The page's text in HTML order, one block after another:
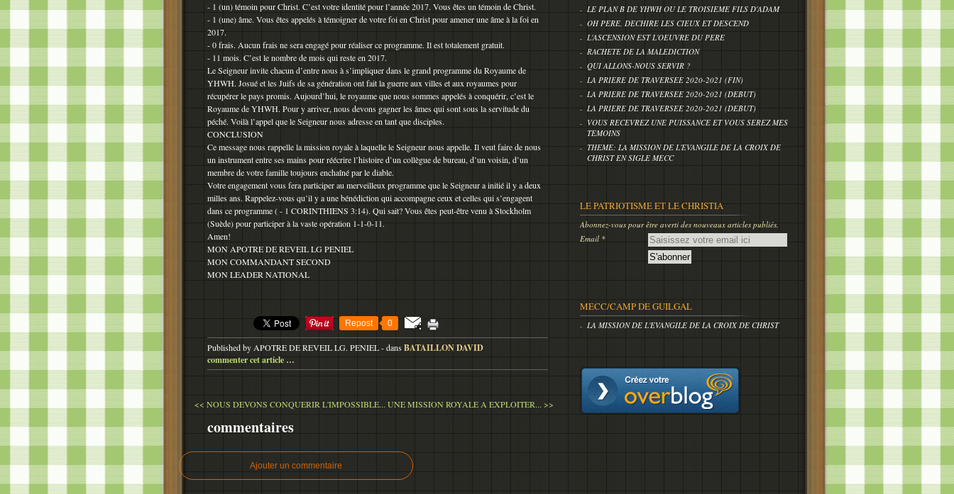
- 1 (un) témoin pour Christ. C’est votre identité pour l’année 2017. Vous êtes un témoin de Christ.
- 1 (une) âme. Vous êtes appelés à témoigner de votre foi en Christ pour amener une âme à la foi en
2017.
- 0 frais. Aucun frais ne sera engagé pour réaliser ce programme. Il est totalement gratuit.
- 11 mois. C’est le nombre de mois qui reste en 2017.
Le Seigneur invite chacun d’entre nous à s’impliquer dans le grand programme du Royaume de
YHWH. Josué et les Juifs de sa génération ont fait la guerre aux villes et aux royaumes pour
récupérer le pays promis. Aujourd’hui, le royaume que nous sommes appelés à conquérir, c’est le
Royaume de YHWH. Pour y arriver, nous devons gagner les âmes qui sont sous la servitude du
péché. Voilà l’appel que le Seigneur nous adresse en tant que disciples.
CONCLUSION
Ce message nous rappelle la mission royale à laquelle le Seigneur nous appelle. Il veut faire de nous
un instrument entre ses mains pour réécrire l’histoire d’un collègue de bureau, d’un voisin, d’un
membre de votre famille toujours enchaîné par le diable.
Votre engagement vous fera participer au merveilleux programme que le Seigneur a initié il y a deux
milles ans. Rappelez-vous qu’il y a une bénédiction qui accompagne ceux et celles qui s’engagent
dans ce programme ( - 1 CORINTHIENS 3:14). Qui sait? Vous êtes peut-être venu à Stockholm
(Suède) pour participer à la vaste opération 1-1-0-11.
Amen!
MON APOTRE DE REVEIL LG PENIEL
MON COMMANDANT SECOND
MON LEADER NATIONAL
Repost 0
Published by APOTRE DE REVEIL LG. PENIEL-dans BATAILLON DAVID
commenter cet article …
<< NOUS DEVONS CONQUERIR L'IMPOSSIBLE... UNE MISSION ROYALE A EXPLOITER... >>
commentaires
Ajouter un commentaire
LE PLAN B DE YHWH OU LE TROISIEME FILS D'ADAM
OH PERE, DECHIRE LES CIEUX ET DESCEND
L'ASCENSION EST L'OEUVRE DU PERE
RACHETE DE LA MALEDICTION
QUI ALLONS-NOUS SERVIR ?
LA PRIERE DE TRAVERSEE 2020-2021 (FIN)
LA PRIERE DE TRAVERSEE 2020-2021 (DEBUT)
LA PRIERE DE TRAVERSEE 2020-2021 (DEBUT)
VOUS RECEVREZ UNE PUISSANCE ET VOUS SEREZ MES
TEMOINS
THEME: LA MISSION DE L'EVANGILE DE LA CROIX DE
CHRIST EN SIGLE MECC
LE PATRIOTISME ET LE CHRISTIA
Abonnez-vous pour être averti des nouveaux articles publiés.
Email
MECC/CAMP DE GUILGAL
LA MISSION DE L'EVANGILE DE LA CROIX DE CHRIST